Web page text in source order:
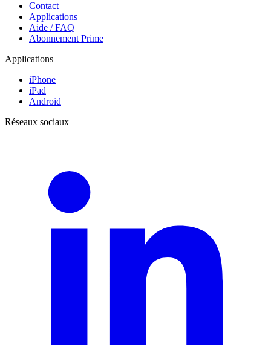
Contact
Applications
Aide / FAQ
Abonnement Prime
Applications
iPhone
iPad
Android
Réseaux sociaux